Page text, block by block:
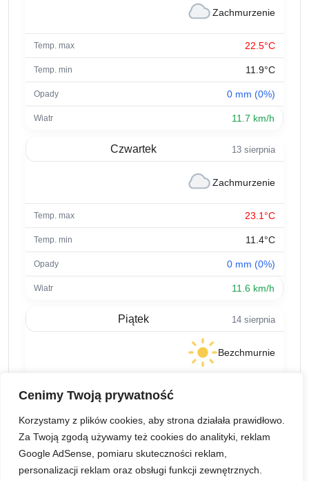
Cenimy Twoją prywatność
Korzystamy z plików cookies, aby strona działała prawidłowo.
Za Twoją zgodą używamy też cookies do analityki, reklam
Google AdSense, pomiaru skuteczności reklam,
personalizacji reklam oraz obsługi funkcji zewnętrznych.
Zachmurzenie
22.5°C
11.9°C
0 mm (0%)
11.7 km/h
Czwartek 13 sierpnia
Zachmurzenie
23.1°C
11.4°C
0 mm (0%)
11.6 km/h
Piątek 14 sierpnia
Bezchmurnie
0 mm (0%)